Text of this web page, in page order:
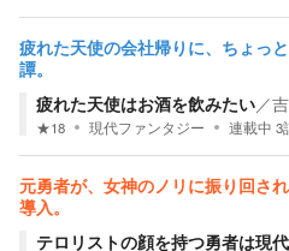
疲れた天使の会社帰りに、ちょっ
譚。
疲れた天使はお酒を飲みたい／
★18 現代ファンタジー 連載中 3
元勇者が、女神のノリに振り回さ
導入。
テロリストの顔を持つ勇者は現